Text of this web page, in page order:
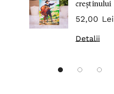
creștinului
52,00 Lei
Detalii